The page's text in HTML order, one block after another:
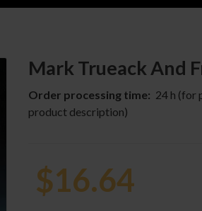
Mark Trueack And
Order processing time: 24 h (for
product description)
$16.64